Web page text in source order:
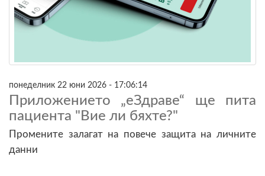
понеделник 22 юни 2026 - 17:06:14
Приложението „еЗдраве“ ще пита
пациента "Вие ли бяхте?"
Промените залагат на повече защита на личните
данни